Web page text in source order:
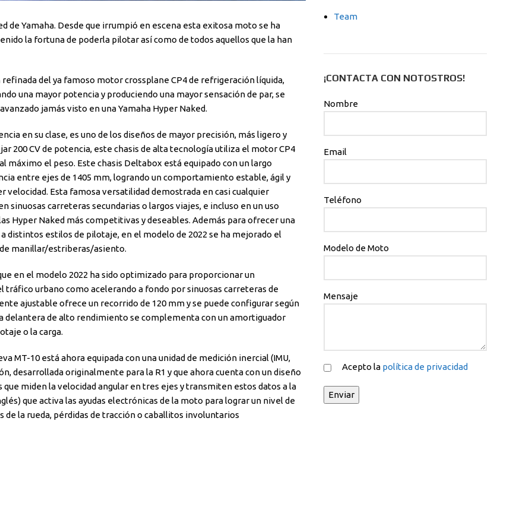
de Yamaha. Desde que irrumpió en escena esta exitosa moto se ha
la fortuna de poderla pilotar así como de todos aquellos que la han
del ya famoso motor crossplane CP4 de refrigeración líquida,
una mayor potencia y produciendo una mayor sensación de par, se
jamás visto en una Yamaha Hyper Naked.
en su clase, es uno de los diseños de mayor precisión, más ligero y
200 CV de potencia, este chasis de alta tecnología utiliza el motor CP4
máximo el peso. Este chasis Deltabox está equipado con un largo
entre ejes de 1405 mm, logrando un comportamiento estable, ágil y
velocidad. Esta famosa versatilidad demostrada en casi cualquier
sinuosas carreteras secundarias o largos viajes, e incluso en un uso
Hyper Naked más competitivas y deseables. Además para ofrecer una
distintos estilos de pilotaje, en el modelo de 2022 se ha mejorado el
manillar/estriberas/asiento.
en el modelo 2022 ha sido optimizado para proporcionar un
tráfico urbano como acelerando a fondo por sinuosas carreteras de
ajustable ofrece un recorrido de 120 mm y se puede configurar según
delantera de alto rendimiento se complementa con un amortiguador
o la carga.
MT-10 está ahora equipada con una unidad de medición inercial (IMU,
desarrollada originalmente para la R1 y que ahora cuenta con un diseño
miden la velocidad angular en tres ejes y transmiten estos datos a la
que activa las ayudas electrónicas de la moto para lograr un nivel de
la rueda, pérdidas de tracción o caballitos involuntarios
Team
¡CONTACTA CON NOTOSTROS!
Nombre
Email
Teléfono
Modelo de Moto
Mensaje
Acepto la política de privacidad